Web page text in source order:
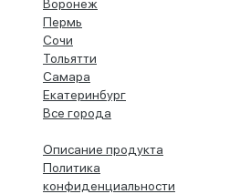
Воронеж
Пермь
Сочи
Тольятти
Самара
Екатеринбург
Все города
Описание продукта
Политика
конфиденциальности